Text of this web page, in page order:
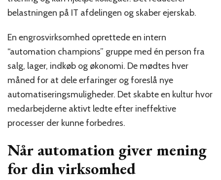
belastningen på IT afdelingen og skaber ejerskab.
En engrosvirksomhed oprettede en intern
“automation champions” gruppe med én person fra
salg, lager, indkøb og økonomi. De mødtes hver
måned for at dele erfaringer og foreslå nye
automatiseringsmuligheder. Det skabte en kultur hvor
medarbejderne aktivt ledte efter ineffektive
processer der kunne forbedres.
Når automation giver mening
for din virksomhed